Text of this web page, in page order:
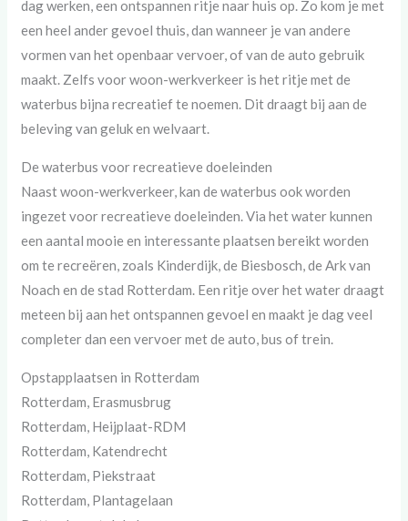
dag werken, een ontspannen ritje naar huis op. Zo kom je met
een heel ander gevoel thuis, dan wanneer je van andere
vormen van het openbaar vervoer, of van de auto gebruik
maakt. Zelfs voor woon-werkverkeer is het ritje met de
waterbus bijna recreatief te noemen. Dit draagt bij aan de
beleving van geluk en welvaart.
De waterbus voor recreatieve doeleinden
Naast woon-werkverkeer, kan de waterbus ook worden
ingezet voor recreatieve doeleinden. Via het water kunnen
een aantal mooie en interessante plaatsen bereikt worden
om te recreëren, zoals Kinderdijk, de Biesbosch, de Ark van
Noach en de stad Rotterdam. Een ritje over het water draagt
meteen bij aan het ontspannen gevoel en maakt je dag veel
completer dan een vervoer met de auto, bus of trein.
Opstapplaatsen in Rotterdam
Rotterdam, Erasmusbrug
Rotterdam, Heijplaat-RDM
Rotterdam, Katendrecht
Rotterdam, Piekstraat
Rotterdam, Plantagelaan